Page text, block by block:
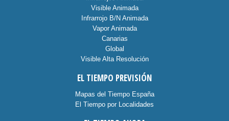
Visible Animada
Infrarrojo B/N Animada
Vapor Animada
Canarias
Global
Visible Alta Resolución
EL TIEMPO PREVISIÓN
Mapas del Tiempo España
El Tiempo por Localidades